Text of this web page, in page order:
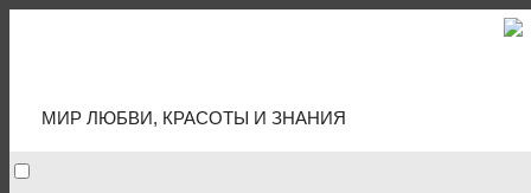
МИР ЛЮБВИ, КРАСОТЫ И ЗНАНИЯ